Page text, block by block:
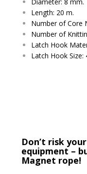
Length: 20 m.
Number of Core
Number of
Latch Hook
Latch Hook Size:
Don’t risk
equipment –
Magnet rope!